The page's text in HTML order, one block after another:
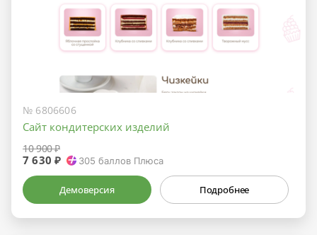
№ 6806606
Сайт кондитерских изделий
10 900 ₽
7 630 ₽ 305 баллов Плюса
Демоверсия Подробнее